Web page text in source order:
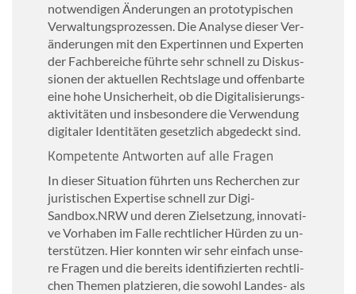
not­wen­di­gen Än­de­run­gen an pro­to­ty­pi­schen
Ver­wal­tungs­pro­zes­sen. Die Ana­ly­se die­ser Ver­
än­de­run­gen mit den Ex­per­tin­nen und Ex­per­ten
der Fach­be­rei­che führ­te sehr schnell zu Dis­kus­
sio­nen der ak­tu­el­len Rechts­la­ge und of­fen­bar­te
eine hohe Un­si­cher­heit, ob die Di­gi­ta­li­sie­rungs­
ak­ti­vi­tä­ten und ins­be­son­de­re die Ver­wen­dung
di­gi­ta­ler Iden­ti­tä­ten ge­setz­lich ab­ge­deckt sind.
Kom­pe­ten­te Ant­wor­ten auf alle Fra­gen
In die­ser Si­tua­ti­on führ­ten uns Re­cher­chen zur
ju­ris­ti­schen Ex­per­ti­se schnell zur Digi-​
Sandbox.NRW und deren Ziel­set­zung, in­no­va­ti­
ve Vor­ha­ben im Falle recht­li­cher Hür­den zu un­
ter­stüt­zen. Hier konn­ten wir sehr ein­fach un­se­
re Fra­gen und die be­reits iden­ti­fi­zier­ten recht­li­
chen The­men plat­zie­ren, die so­wohl Landes-​ als